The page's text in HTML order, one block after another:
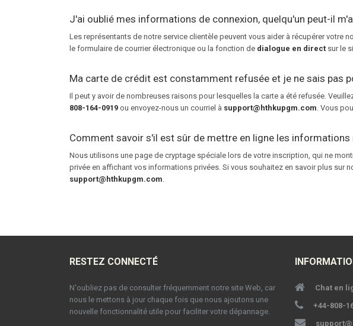
J'ai oublié mes informations de connexion, quelqu'un peut-il
Les représentants de notre service clientèle peuvent vous aider à récupérer votre
le formulaire de courrier électronique ou la fonction de dialogue en direct sur le
Ma carte de crédit est constamment refusée et je ne sais pas
Il peut y avoir de nombreuses raisons pour lesquelles la carte a été refusée.
808-164-0919 ou envoyez-nous un courriel à support@hthkupgm.com. Vous
Comment savoir s'il est sûr de mettre en ligne les
Nous utilisons une page de cryptage spéciale lors de votre inscription, qui ne
privée en affichant vos informations privées. Si vous souhaitez en savoir plus sur
support@hthkupgm.com.
RESTEZ CONNECTÉ
N'oubliez pas de consulter fréquemment notre site Web, car
nous le mettons à jour chaque fois que nous ajoutons une
nouvelle fonctionnalité utile pour faciliter votre dépannage.
Chat en
+44-808-